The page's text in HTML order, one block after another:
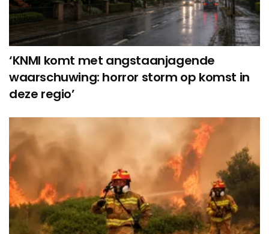
‘KNMI komt met angstaanjagende
waarschuwing: horror storm op komst in
deze regio’